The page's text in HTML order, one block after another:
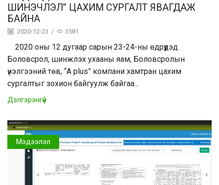
ШИНЭЧЛЭЛ” ЦАХИМ СУРГАЛТ ЯВАГДАЖ
БАЙНА
2020-12-23 / 3581
2020 оны 12 дугаар сарын 23-24-ны өдрүүдэд
Боловсрол, шинжлэх ухааны яам, Боловсролын
үнэлгээний төв, “А plus” компани хамтран цахим
сургалтыг зохион байгуулж байгаа...
Дэлгэрэнгүй
Мэдээлэл